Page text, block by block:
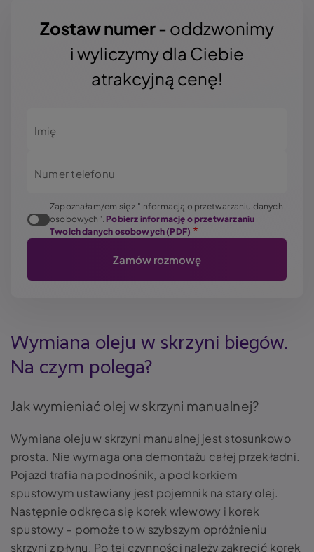
Zostaw numer- oddzwonimy
i wyliczymy dla Ciebie
atrakcyjną cenę!
Imię
Numer telefonu
Zapoznałam/em się z "Informacją o przetwarzaniu danych
osobowych". Pobierz informację o przetwarzaniu
Twoich danych osobowych (PDF)
Wymiana oleju w skrzyni biegów.
Na czym polega?
Jak wymieniać olej w skrzyni manualnej?
Wymiana oleju w skrzyni manualnej jest stosunkowo
prosta. Nie wymaga ona demontażu całej przekładni.
Pojazd trafia na podnośnik, a pod korkiem
spustowym ustawiany jest pojemnik na stary olej.
Następnie odkręca się korek wlewowy i korek
spustowy – pomoże to w szybszym opróżnieniu
skrzyni z płynu. Po tej czynności należy zakręcić korek